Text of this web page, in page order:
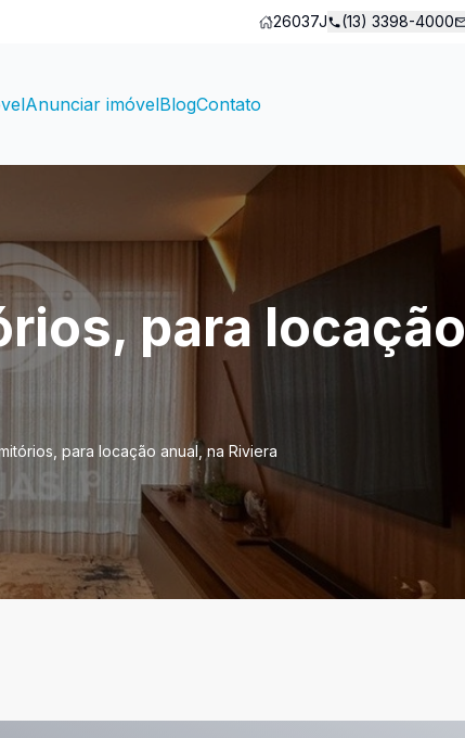
26037J (13) 3398-4000
Anunciar imóvelBlogContato
para locação
para locação anual, na Riviera